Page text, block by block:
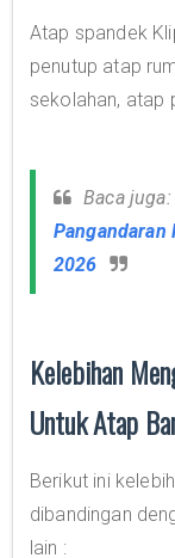
Atap spandek
penutup atap
sekolahan, atap
Baca juga:
Pangandaran
2026
Kelebihan
Untuk Atap
Berikut ini
dibandingan
lain :